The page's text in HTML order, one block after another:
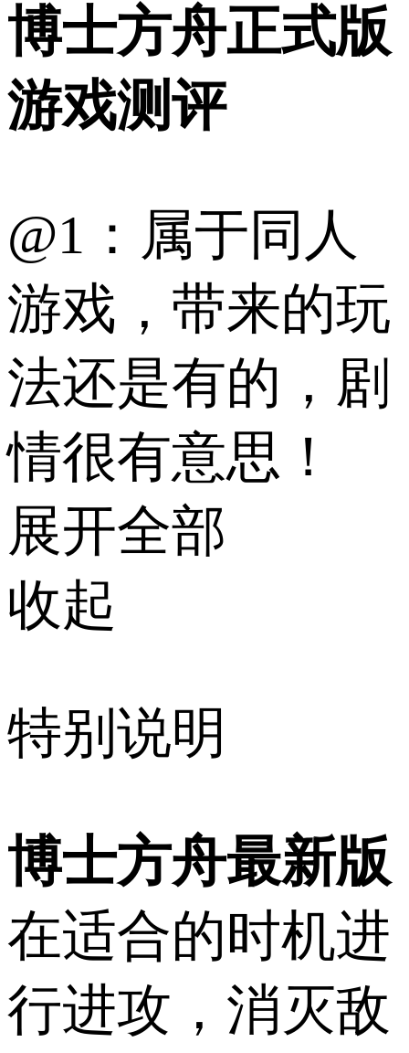
博士方舟正式版
游戏测评
@1：属于同人
游戏，带来的玩
法还是有的，剧
情很有意思！
展开全部
收起
特别说明
博士方舟最新版
在适合的时机进
行进攻，消灭敌